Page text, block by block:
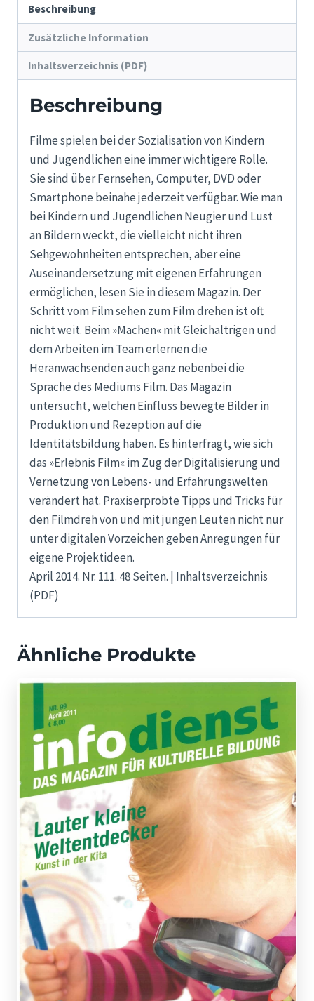
und
rezeptive
Filmarbeit
Menge
Beschreibung
Zusätzliche Information
Inhaltsverzeichnis (PDF)
Beschreibung
Filme spielen bei der Sozialisation von Kindern
und Jugendlichen eine immer wichtigere Rolle.
Sie sind über Fernsehen, Computer, DVD oder
Smartphone beinahe jederzeit verfügbar. Wie man
bei Kindern und Jugendlichen Neugier und Lust
an Bildern weckt, die vielleicht nicht ihren
Sehgewohnheiten entsprechen, aber eine
Auseinandersetzung mit eigenen Erfahrungen
ermöglichen, lesen Sie in diesem Magazin. Der
Schritt vom Film sehen zum Film drehen ist oft
nicht weit. Beim »Machen« mit Gleichaltrigen und
dem Arbeiten im Team erlernen die
Heranwachsenden auch ganz nebenbei die
Sprache des Mediums Film. Das Magazin
untersucht, welchen Einfluss bewegte Bilder in
Produktion und Rezeption auf die
Identitätsbildung haben. Es hinterfragt, wie sich
das »Erlebnis Film« im Zug der Digitalisierung und
Vernetzung von Lebens- und Erfahrungswelten
verändert hat. Praxiserprobte Tipps und Tricks für
den Filmdreh von und mit jungen Leuten nicht nur
unter digitalen Vorzeichen geben Anregungen für
eigene Projektideen.
April 2014. Nr. 111. 48 Seiten. | Inhaltsverzeichnis
(PDF)
Ähnliche Produkte